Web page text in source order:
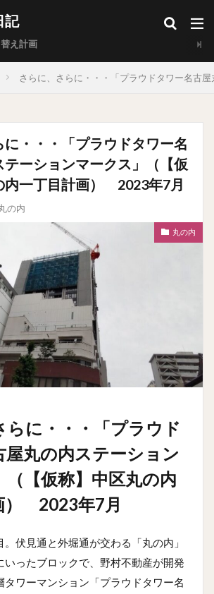
え計画
さらに、さらに・・・「プラウドタワー名古
に・・・「プラウドタワー名
ーションマークス」（【仮
内一丁目計画） 2023年7月
の内
丸の内
らに・・・「プラウド
屋丸の内ステーション
（【仮称】中区丸の内
） 2023年7月
伏見通と外堀通が交わる「丸の内」
いったブロックで、野村不動産が開発
タワーマンション「プラウドタワー名